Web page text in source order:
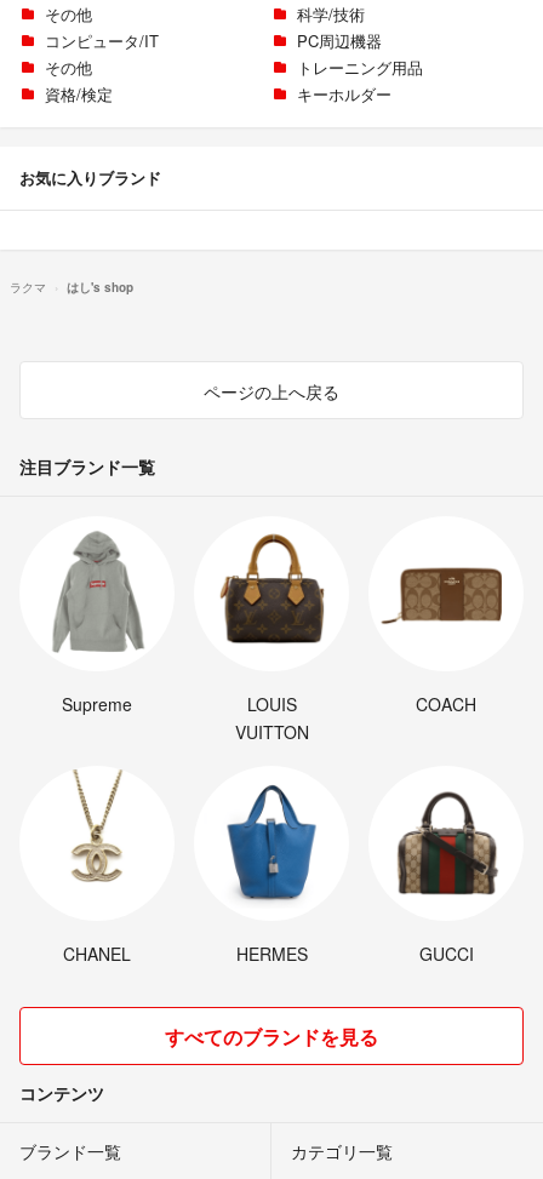
その他
科学/技術
コンピュータ/IT
PC周辺機器
その他
トレーニング用品
資格/検定
キーホルダー
お気に入りブランド
ラクマ はし's shop
ページの上へ戻る
注目ブランド一覧
Supreme
LOUIS
VUITTON
COACH
CHANEL HERMES GUCCI
すべてのブランドを見る
コンテンツ
ブランド一覧 カテゴリ一覧